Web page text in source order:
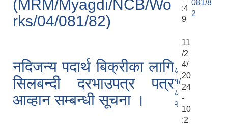
(MRM/Myagdi/NCB/Wo
rks/04/081/82)
:4
9
081/8
2
नदिजन्य पदार्थ बिक्रीका लागि
सिलबन्दी दरभाउपत्र पत्र
आव्हान सम्बन्धी सूचना ।
८
१/
८
२
11
/2
4/
20
24
-
10
:2